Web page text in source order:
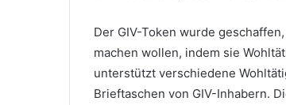
Der GIV-Token wurde
machen wollen, indem sie
unterstützt verschiedene
Brieftaschen von GIV-Inhabern.